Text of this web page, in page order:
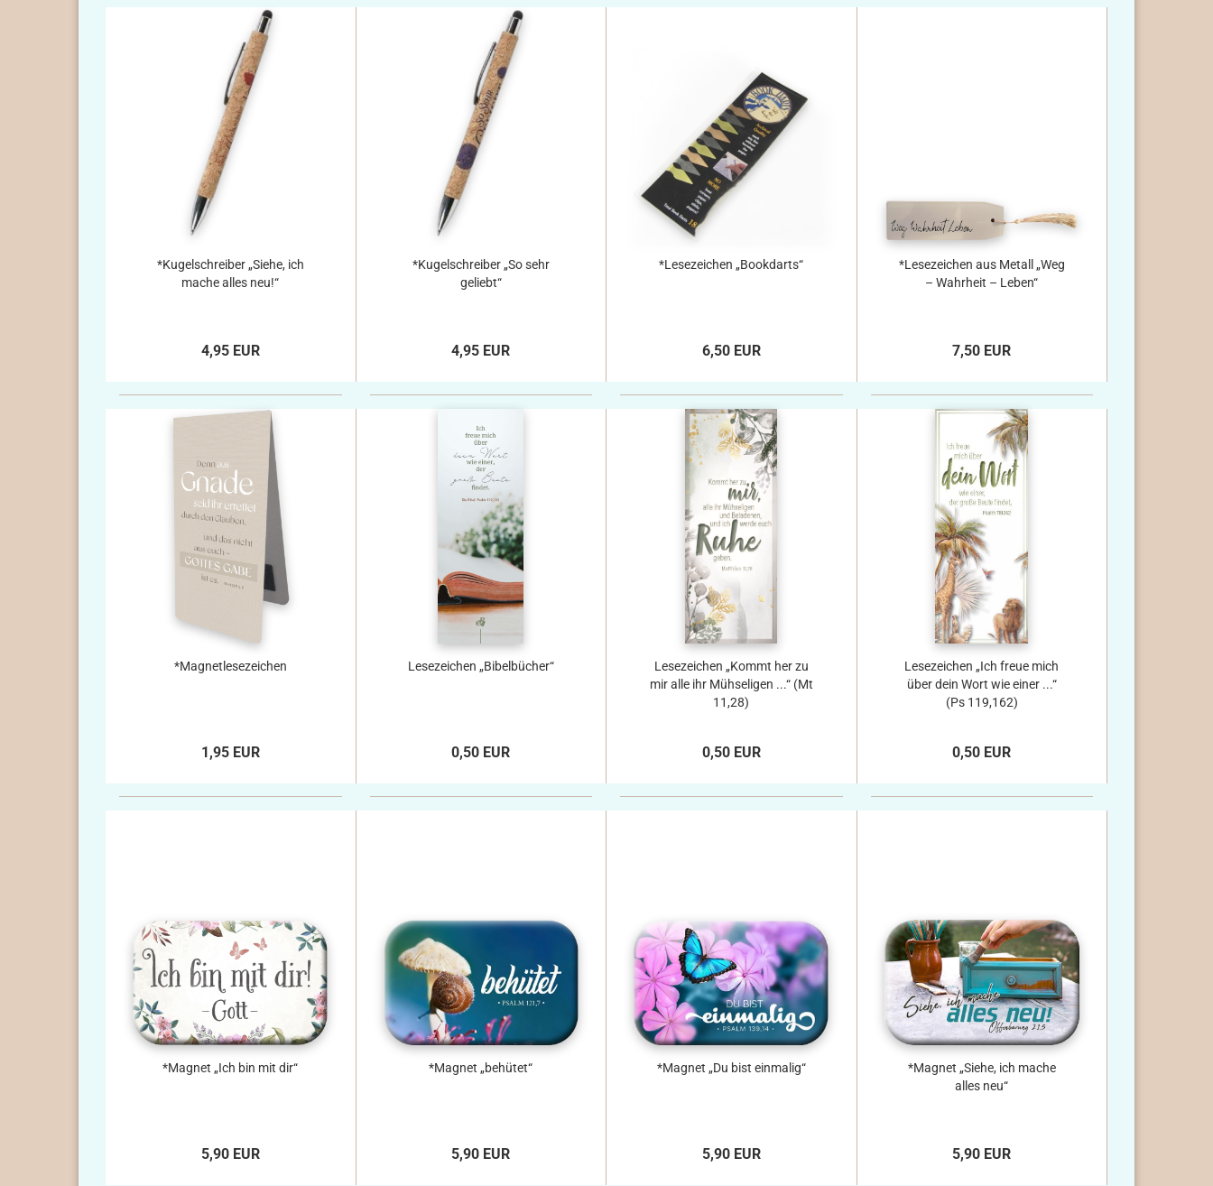
*Kugelschreiber „Siehe, ich
mache alles neu!“
4,95 EUR
*Kugelschreiber „So sehr
geliebt“
4,95 EUR
*Lesezeichen „Bookdarts“
6,50 EUR
*Lesezeichen aus Metall „Weg
– Wahrheit – Leben“
7,50 EUR
*Magnetlesezeichen
1,95 EUR
Lesezeichen „Bibelbücher“
0,50 EUR
Lesezeichen „Kommt her zu
mir alle ihr Mühseligen ...“ (Mt
11,28)
0,50 EUR
Lesezeichen „Ich freue mich
über dein Wort wie einer ...“
(Ps 119,162)
0,50 EUR
*Magnet „Ich bin mit dir“
5,90 EUR
*Magnet „behütet“
5,90 EUR
*Magnet „Du bist einmalig“
5,90 EUR
*Magnet „Siehe, ich mache
alles neu“
5,90 EUR